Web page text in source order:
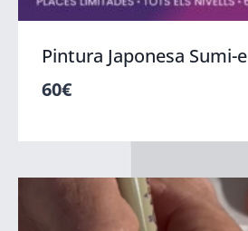
Pintura Japonesa Sumi-e
60€